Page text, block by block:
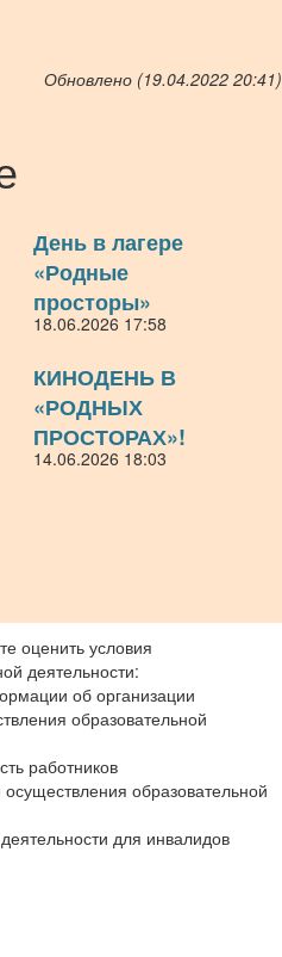
Обновлено (19.04.2022 20:41)
День в лагере
«Родные
просторы»
18.06.2026 17:58
КИНОДЕНЬ В
«РОДНЫХ
ПРОСТОРАХ»!
14.06.2026 18:03
оценить условия
деятельности:
об организации
образовательной
работников
образовательной
для инвалидов